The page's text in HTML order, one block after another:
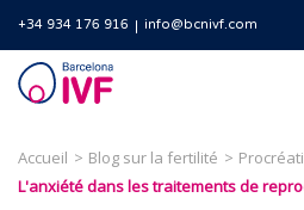
+34 934 176 916 info@bcnivf.com
Barcelona
IVF
Accueil Blog sur la fertilité
L'anxiété dans les traitements de